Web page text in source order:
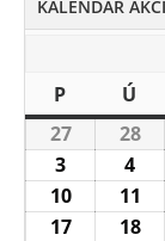
KALENDÁŘ AKCÍ
P Pondělí
Ú
2727.7.2026
28
3 3.8.2026
4
1010.8.2026
11
1717.8.2026
18